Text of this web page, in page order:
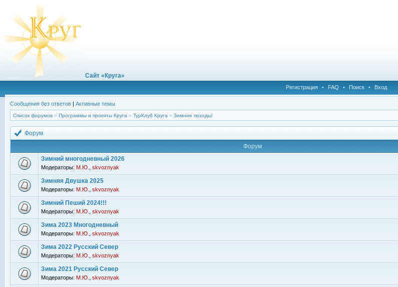
Сайт «Круга»
Регистрация • FAQ • Поиск • Вход
Сообщения без ответов | Активные темы
Список форумов » Программы и проекты Круга » ТурКлуб Круга » Зимние походы!
Форум
Форум
Зимний многодневный 2026
Модераторы: М.Ю. skvoznyak
Зимняя Двушка 2025
Модераторы: М.Ю. skvoznyak
Зимний Пеший 2024!!!
Модераторы: М.Ю. skvoznyak
Зима 2023 Многодневный
Модераторы: М.Ю. skvoznyak
Зима 2022 Русский Север
Модераторы: М.Ю. skvoznyak
Зима 2021 Русский Север
Модераторы: М.Ю. skvoznyak